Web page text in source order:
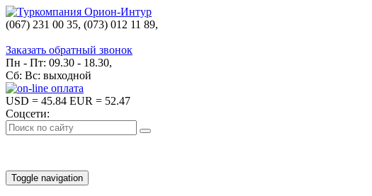
(067) 231 00 35, (073) 012 11 89,
Заказать обратный звонок
Пн - Пт: 09.30 - 18.30,
Сб: Вс: выходной
USD = 45.84 EUR = 52.47
Соцсети:
Toggle navigation